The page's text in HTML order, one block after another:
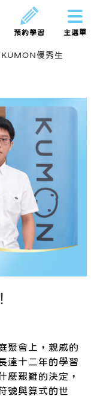
主選單
預約學習
KUMON優秀生
聚會上，親戚的
達十二年的學習
麼艱難的決定，
號與算式的世